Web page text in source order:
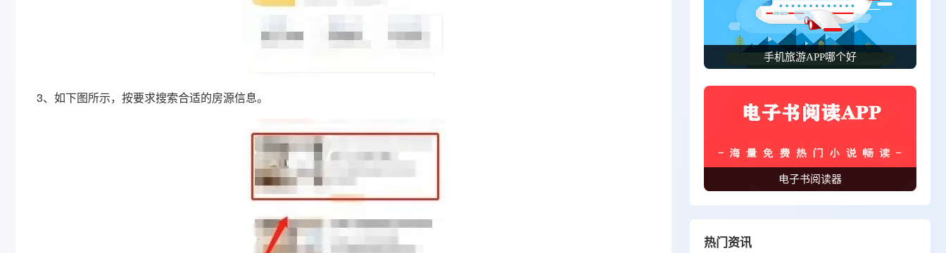
3、如下图所示，按要求搜索合适的房源信息。
手机旅游APP哪个好
电子书阅读器
热门资讯